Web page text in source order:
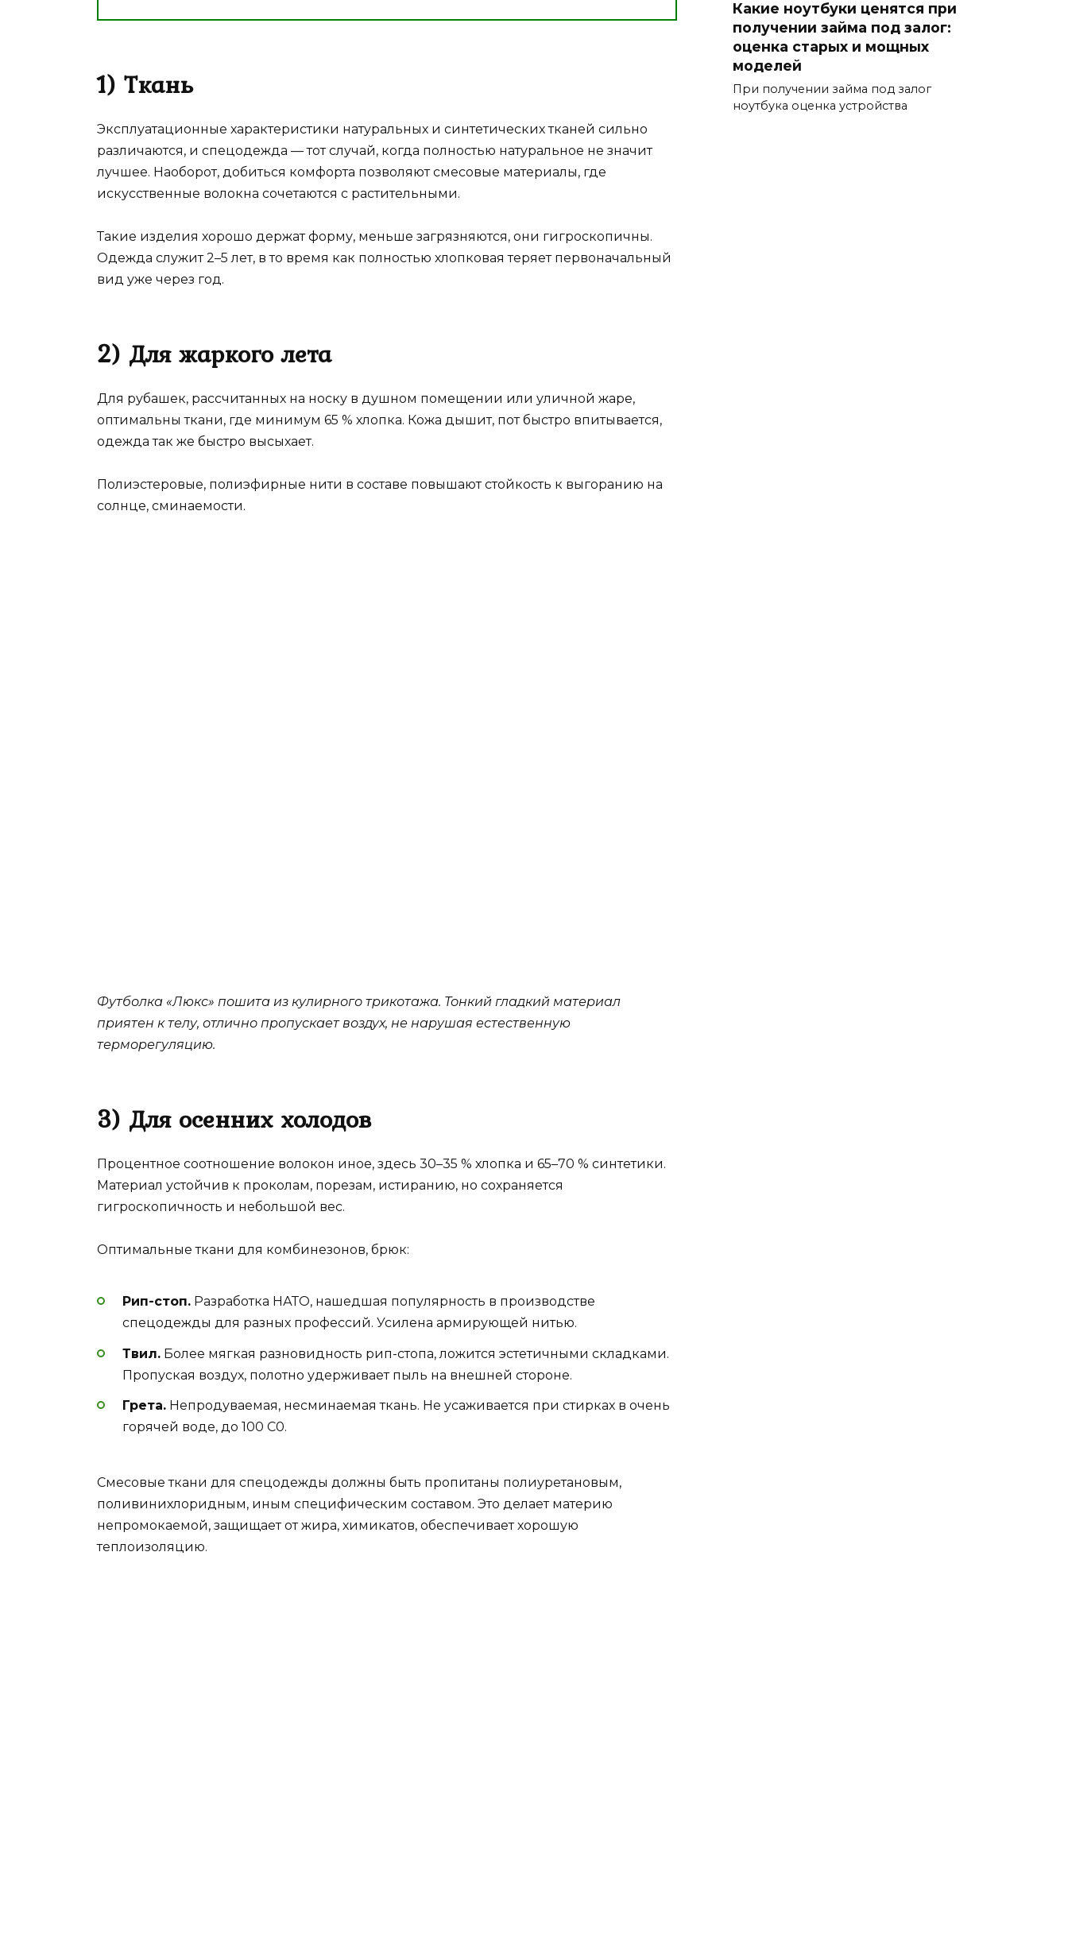
1) Ткань
Эксплуатационные характеристики натуральных и синтетических тканей сильно
различаются, и спецодежда — тот случай, когда полностью натуральное не значит
лучшее. Наоборот, добиться комфорта позволяют смесовые материалы, где
искусственные волокна сочетаются с растительными.
Такие изделия хорошо держат форму, меньше загрязняются, они гигроскопичны.
Одежда служит 2–5 лет, в то время как полностью хлопковая теряет первоначальный
вид уже через год.
2) Для жаркого лета
Для рубашек, рассчитанных на носку в душном помещении или уличной жаре,
оптимальны ткани, где минимум 65 % хлопка. Кожа дышит, пот быстро впитывается,
одежда так же быстро высыхает.
Полиэстеровые, полиэфирные нити в составе повышают стойкость к выгоранию на
солнце, сминаемости.
Футболка «Люкс» пошита из кулирного трикотажа. Тонкий гладкий материал
приятен к телу, отлично пропускает воздух, не нарушая естественную
терморегуляцию.
3) Для осенних холодов
Процентное соотношение волокон иное, здесь 30–35 % хлопка и 65–70 % синтетики.
Материал устойчив к проколам, порезам, истиранию, но сохраняется
гигроскопичность и небольшой вес.
Оптимальные ткани для комбинезонов, брюк:
Рип-стоп. Разработка НАТО, нашедшая популярность в производстве
спецодежды для разных профессий. Усилена армирующей нитью.
Твил. Более мягкая разновидность рип-стопа, ложится эстетичными складками.
Пропуская воздух, полотно удерживает пыль на внешней стороне.
Грета. Непродуваемая, несминаемая ткань. Не усаживается при стирках в очень
горячей воде, до 100 С0.
Смесовые ткани для спецодежды должны быть пропитаны полиуретановым,
поливинихлоридным, иным специфическим составом. Это делает материю
непромокаемой, защищает от жира, химикатов, обеспечивает хорошую
теплоизоляцию.
Какие ноутбуки ценятся при
получении займа под залог:
оценка старых и мощных
моделей
При получении займа под залог
ноутбука оценка устройства